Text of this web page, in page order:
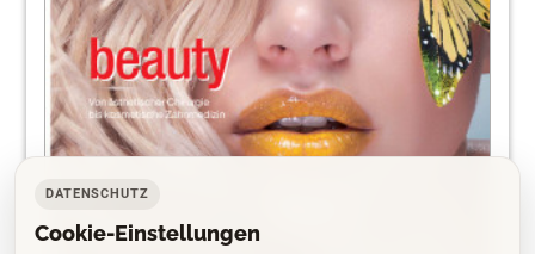
DATENSCHUTZ
Cookie-Einstellungen